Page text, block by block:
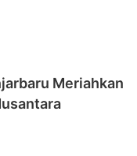
Meriahkan